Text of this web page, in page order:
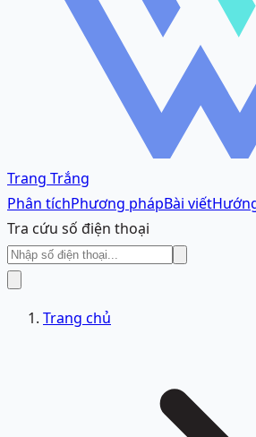
Trang Trắng
Phân tíchPhương phápBài viết
Tra cứu số điện thoại
Trang chủ